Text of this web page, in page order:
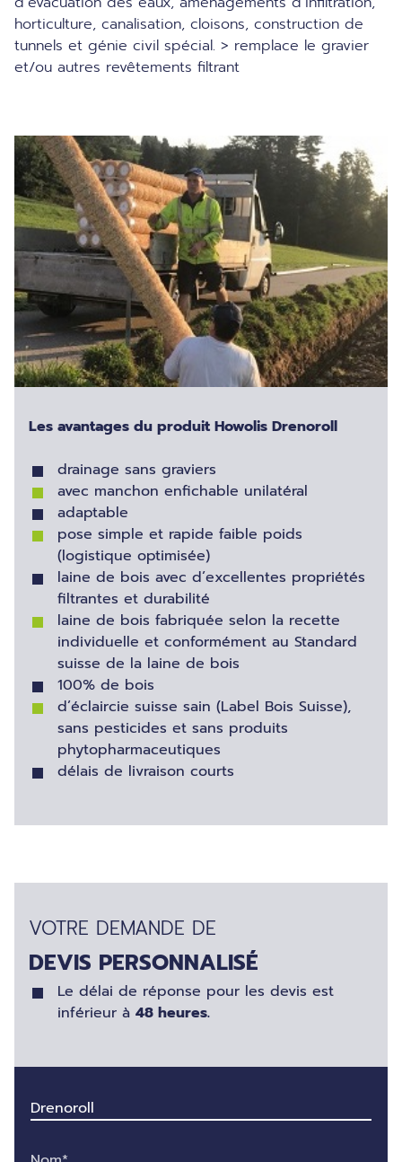
horticulture, canalisation, cloisons, construction de
tunnels et génie civil spécial. > remplace le gravier
et/ou autres revêtements filtrant
Les avantages du produit Howolis Drenoroll
drainage sans graviers
avec manchon enfichable unilatéral
adaptable
pose simple et rapide faible poids
(logistique optimisée)
laine de bois avec d’excellentes propriétés
filtrantes et durabilité
laine de bois fabriquée selon la recette
individuelle et conformément au Standard
suisse de la laine de bois
100% de bois
d’éclaircie suisse sain (Label Bois Suisse),
sans pesticides et sans produits
phytopharmaceutiques
délais de livraison courts
VOTRE DEMANDE DE
DEVIS PERSONNALISÉ
Le délai de réponse pour les devis est
inférieur à 48 heures.